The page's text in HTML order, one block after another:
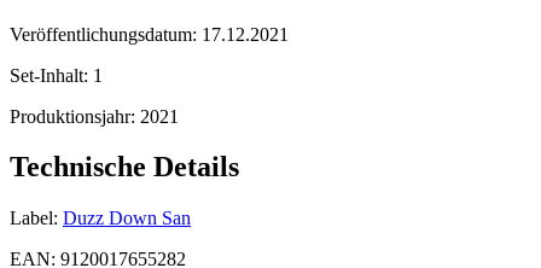
Veröffentlichungsdatum: 17.12.2021
Set-Inhalt: 1
Produktionsjahr: 2021
Technische Details
Label: Duzz Down San
EAN: 9120017655282